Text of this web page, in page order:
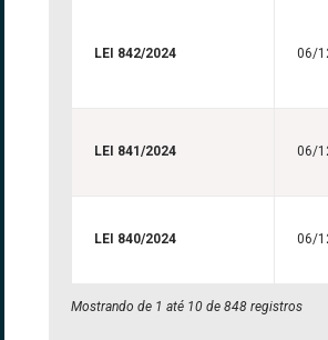
LEI 842/2024 06/
LEI 841/2024 06/
LEI 840/2024 06/
Mostrando de 1 até 10 de 848 registros